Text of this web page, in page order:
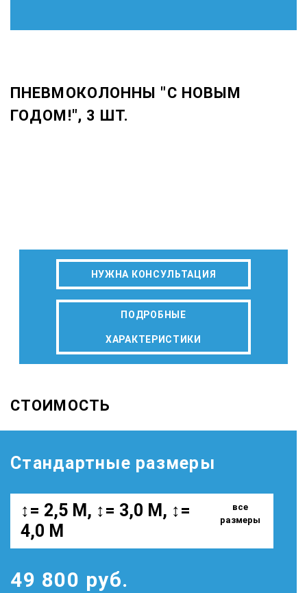
ПНЕВМОКОЛОННЫ "С НОВЫМ
ГОДОМ!", 3 ШТ.
НУЖНА КОНСУЛЬТАЦИЯ
ПОДРОБНЫЕ
ХАРАКТЕРИСТИКИ
СТОИМОСТЬ
Стандартные размеры
↕= 2,5 М, ↕= 3,0 М, ↕=
4,0 М
все
размеры
49 800 руб.